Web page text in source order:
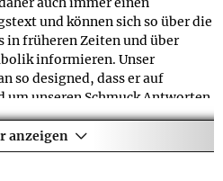
Produkten aus der
finden Sie genaue
auf den jeweiligen
den Produktdetails.
in der Schmuckkollektion
Lieferzeit angegeben?
Produkten aus der
wegen seinersymbolischen
in früheren Zeiten.
zu den verschiedenen
sehr am Herzen liegen,
selbst einen Onlineshop zu
besser zu machen. Aufgrund
unterschiedlichen
und können sich so über die
in früheren Zeiten und über
informieren. Unser
so designed, dass er auf
unseren Schmuck Antworten
anzeigen